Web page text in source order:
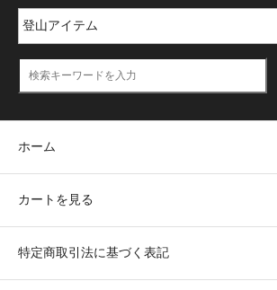
ホーム
カートを見る
特定商取引法に基づく表記